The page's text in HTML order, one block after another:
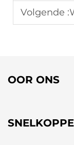
Volgende :
OOR ONS